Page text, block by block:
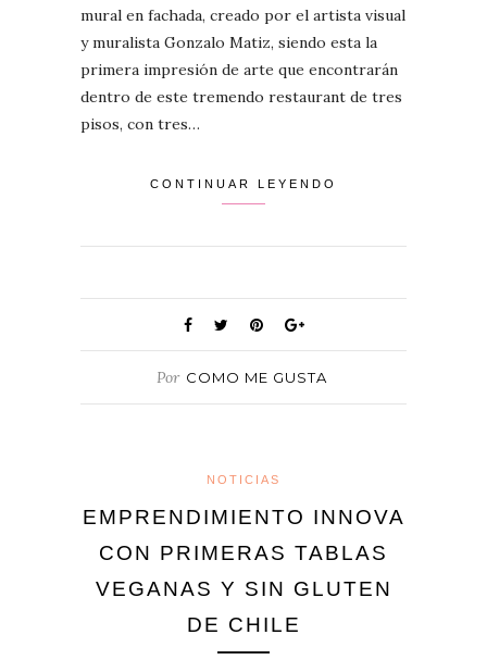
mural en fachada, creado por el artista visual
y muralista Gonzalo Matiz, siendo esta la
primera impresión de arte que encontrarán
dentro de este tremendo restaurant de tres
pisos, con tres…
CONTINUAR LEYENDO
Por COMO ME GUSTA
NOTICIAS
EMPRENDIMIENTO INNOVA
CON PRIMERAS TABLAS
VEGANAS Y SIN GLUTEN
DE CHILE